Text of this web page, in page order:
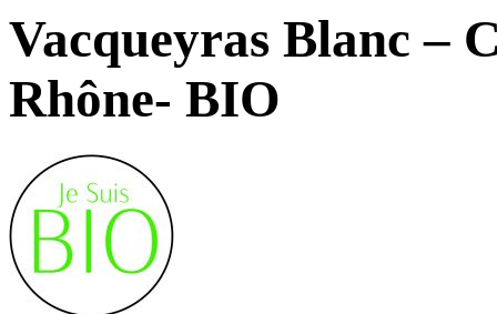
Vacqueyras Blanc –
Rhône- BIO